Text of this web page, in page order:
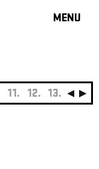
MENU
JAZZ
11. 12. 13. 14.